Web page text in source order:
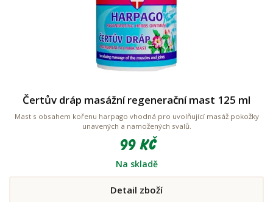
Čertův dráp masážní regenerační mast 125 ml
Mast s obsahem kořenu harpago vhodná pro uvolňující masáž pokožky
unavených a namožených svalů.
99 Kč
Na skladě
Detail zboží